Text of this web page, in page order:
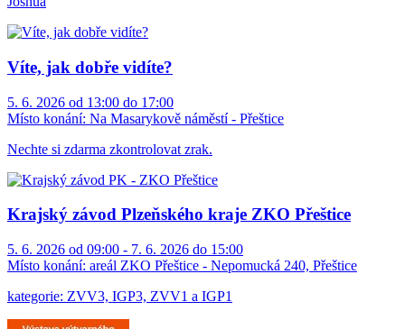
Víte, jak dobře vidíte?
5. 6. 2026 od 13:00 do 17:00
Místo konání: Na Masarykově náměstí - Přeštice
Nechte si zdarma zkontrolovat zrak.
Krajský závod Plzeňského kraje ZKO Přeštice
5. 6. 2026 od 09:00 - 7. 6. 2026 do 15:00
Místo konání: areál ZKO Přeštice - Nepomucká 240, Přeštice
kategorie: ZVV3, IGP3, ZVV1 a IGP1